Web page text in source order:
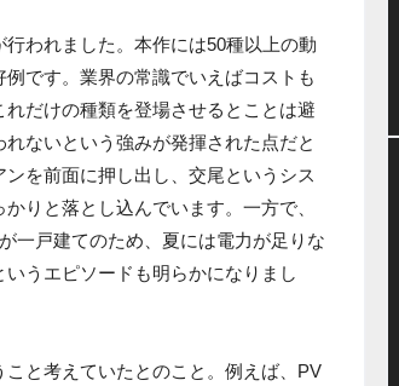
われました。本作には50種以上の動
です。業界の常識でいえばコストも
だけの種類を登場させるとことは避
ないという強みが発揮された点だと
を前面に押し出し、交尾というシス
りと落とし込んでいます。一方で、
一戸建てのため、夏には電力が足りな
うエピソードも明らかになりまし
と考えていたとのこと。例えば、PV